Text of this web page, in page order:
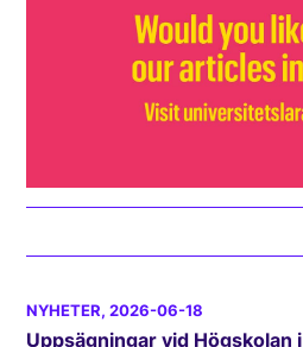
NYHETER, 2026-06-18
Uppsägningar vid Högskolan i